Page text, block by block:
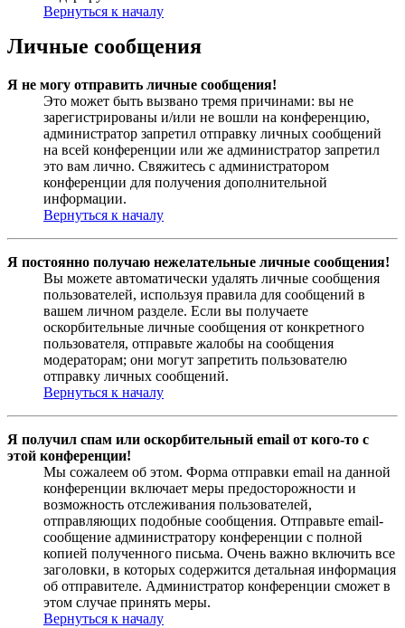
Вернуться к началу
Личные сообщения
Я не могу отправить личные сообщения!
Это может быть вызвано тремя причинами: вы не
зарегистрированы и/или не вошли на конференцию,
администратор запретил отправку личных сообщений
на всей конференции или же администратор запретил
это вам лично. Свяжитесь с администратором
конференции для получения дополнительной
информации.
Вернуться к началу
Я постоянно получаю нежелательные личные сообщения!
Вы можете автоматически удалять личные сообщения
пользователей, используя правила для сообщений в
вашем личном разделе. Если вы получаете
оскорбительные личные сообщения от конкретного
пользователя, отправьте жалобы на сообщения
модераторам; они могут запретить пользователю
отправку личных сообщений.
Вернуться к началу
Я получил спам или оскорбительный email от кого-то с
этой конференции!
Мы сожалеем об этом. Форма отправки email на данной
конференции включает меры предосторожности и
возможность отслеживания пользователей,
отправляющих подобные сообщения. Отправьте email-
сообщение администратору конференции с полной
копией полученного письма. Очень важно включить все
заголовки, в которых содержится детальная информация
об отправителе. Администратор конференции сможет в
этом случае принять меры.
Вернуться к началу